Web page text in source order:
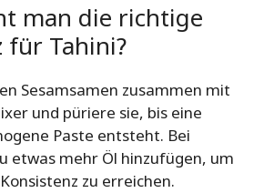
man die richtige
für Tahini?
Sesamsamen zusammen mit
und püriere sie, bis eine
Paste entsteht. Bei
etwas mehr Öl hinzufügen, um
zu erreichen.